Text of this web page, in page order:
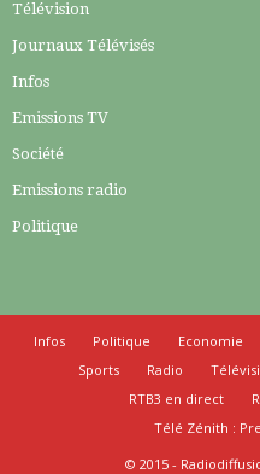
Télévision
Journaux Télévisés
Infos
Emissions TV
Société
Emissions radio
Politique
Infos Politique Economie
Sports
Radio
RTB3 en direct
Télé Zénith :
© 2015 -